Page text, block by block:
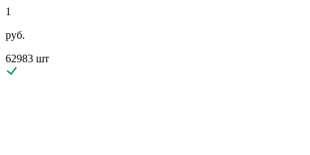
1
руб.
62983 шт